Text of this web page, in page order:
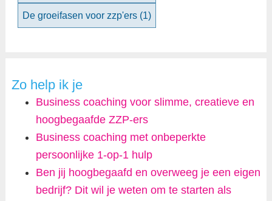
De groeifasen voor zzp'ers (1)
Zo help ik je
Business coaching voor slimme, creatieve en
hoogbegaafde ZZP-ers
Business coaching met onbeperkte
persoonlijke 1-op-1 hulp
Ben jij hoogbegaafd en overweeg je een eigen
bedrijf? Dit wil je weten om te starten als